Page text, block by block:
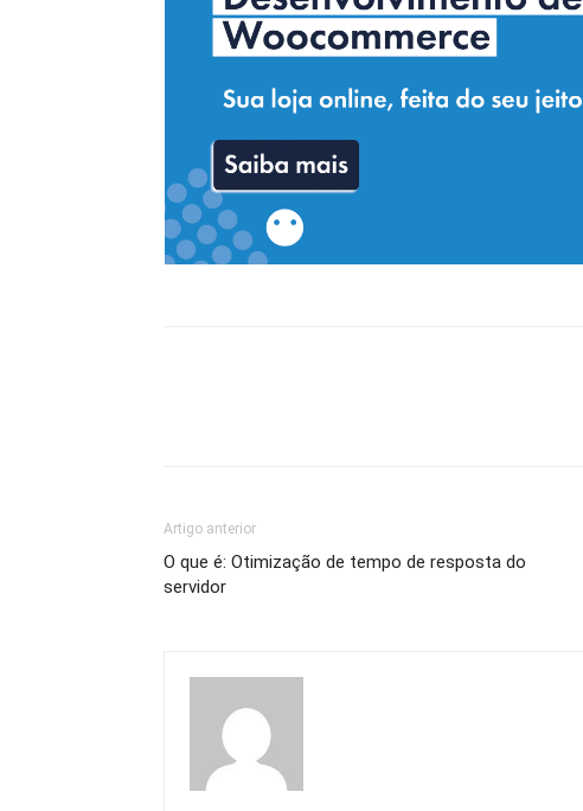
Artigo anterior
O que é: Otimização de tempo de resposta do
servidor